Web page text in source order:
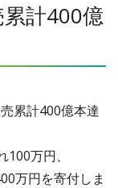
計400億
累計400億本達
万円、
万円を寄付しま